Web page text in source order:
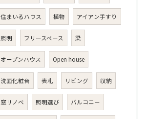
住まいるハウス 植物 アイアン手すり
照明 フリースペース 梁
オープンハウス Open house
洗面化粧台 表札 リビング 収納
窓リノベ 照明選び バルコニー